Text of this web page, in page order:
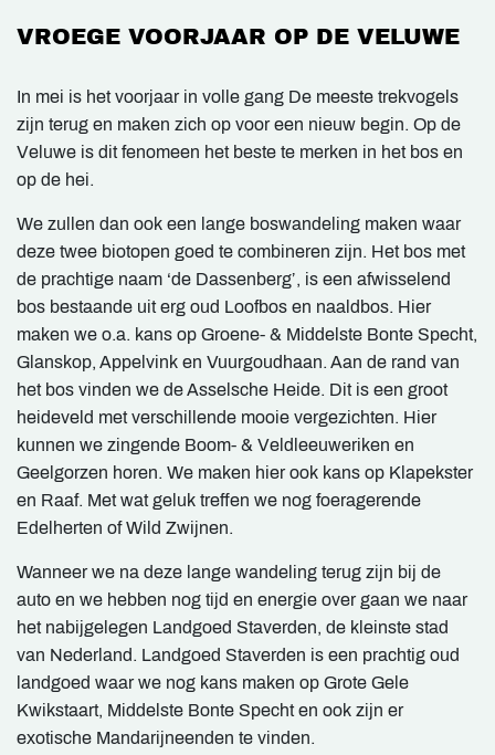
VROEGE VOORJAAR OP DE VELUWE
In mei is het voorjaar in volle gang De meeste trekvogels
zijn terug en maken zich op voor een nieuw begin. Op de
Veluwe is dit fenomeen het beste te merken in het bos en
op de hei.
We zullen dan ook een lange boswandeling maken waar
deze twee biotopen goed te combineren zijn. Het bos met
de prachtige naam ‘de Dassenberg’, is een afwisselend
bos bestaande uit erg oud Loofbos en naaldbos. Hier
maken we o.a. kans op Groene- & Middelste Bonte Specht,
Glanskop, Appelvink en Vuurgoudhaan. Aan de rand van
het bos vinden we de Asselsche Heide. Dit is een groot
heideveld met verschillende mooie vergezichten. Hier
kunnen we zingende Boom- & Veldleeuweriken en
Geelgorzen horen. We maken hier ook kans op Klapekster
en Raaf. Met wat geluk treffen we nog foeragerende
Edelherten of Wild Zwijnen.
Wanneer we na deze lange wandeling terug zijn bij de
auto en we hebben nog tijd en energie over gaan we naar
het nabijgelegen Landgoed Staverden, de kleinste stad
van Nederland. Landgoed Staverden is een prachtig oud
landgoed waar we nog kans maken op Grote Gele
Kwikstaart, Middelste Bonte Specht en ook zijn er
exotische Mandarijneenden te vinden.